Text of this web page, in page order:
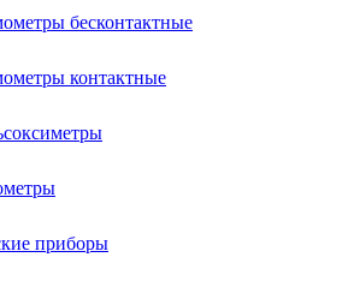
бесконтактные
контактные
приборы